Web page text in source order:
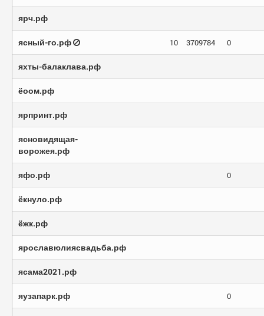
ярч.рф
ясный-го.рф 10 3709784 0
яхты-балаклава.рф
ёоом.рф
ярпринт.рф
ясновидящая-
ворожея.рф
яфо.рф 0
ёкнуло.рф
ёжк.рф
ярославюлиясвадьба.рф
ясама2021.рф
яузапарк.рф 0